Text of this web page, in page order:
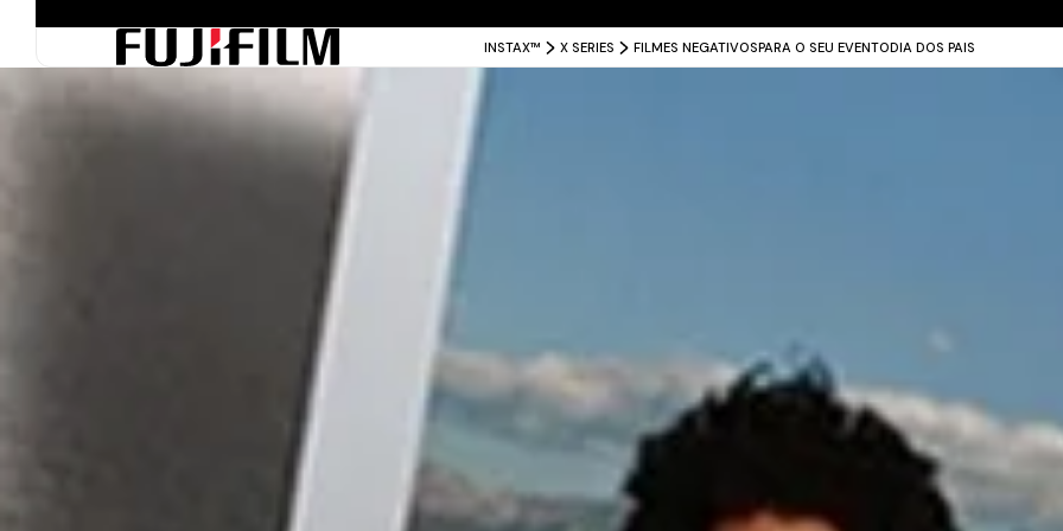
INSTAX™ X SERIES FILMES NEGATIVOSPARA O SEU EVENTODIA DOS PAIS